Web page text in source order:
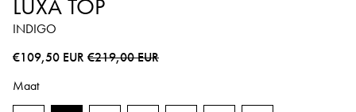
LUXA TOP
INDIGO
Normale prijs
€109,50 EUR Sale prijs
€219,00 EUR
Maat